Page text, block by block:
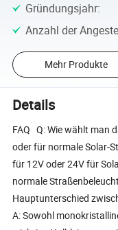
Gründungsjahr:
Anzahl der
Mehr Produkte
Details
FAQ Q: Wie wählt man
oder für normale Solar-
für 12V oder 24V für
normale
Hauptunterschied
A: Sowohl